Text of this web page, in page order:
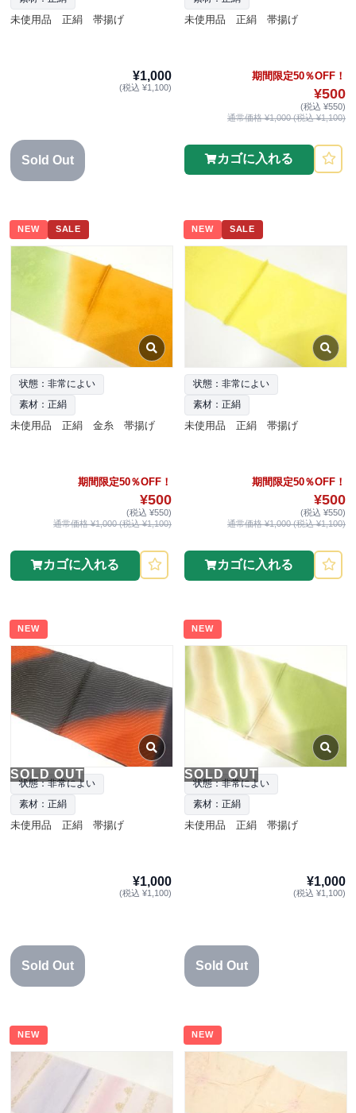
未使用品 正絹 帯揚げ
¥1,000
(税込 ¥1,100)
Sold Out
未使用品 正絹 帯揚げ
期間限定50％OFF！
¥500
(税込 ¥550)
通常価格 ¥1,000 (税込 ¥1,100)
カゴに入れる
NEW SALE
状態：非常によい
素材：正絹
未使用品 正絹 金糸 帯揚げ
期間限定50％OFF！
¥500
(税込 ¥550)
通常価格 ¥1,000 (税込 ¥1,100)
カゴに入れる
NEW SALE
状態：非常によい
素材：正絹
未使用品 正絹 帯揚げ
期間限定50％OFF！
¥500
(税込 ¥550)
通常価格 ¥1,000 (税込 ¥1,100)
カゴに入れる
NEW
SOLD OUT
状態：非常によい
素材：正絹
未使用品 正絹 帯揚げ
¥1,000
(税込 ¥1,100)
Sold Out
NEW
SOLD OUT
状態：非常によい
素材：正絹
未使用品 正絹 帯揚げ
¥1,000
(税込 ¥1,100)
Sold Out
NEW NEW